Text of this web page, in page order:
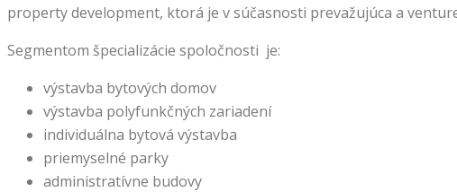
property development, ktorá je v súčasnosti prevažujúca a
Segmentom špecializácie spoločnosti je:
výstavba bytových domov
výstavba polyfunkčných zariadení
individuálna bytová výstavba
priemyselné parky
administratívne budovy